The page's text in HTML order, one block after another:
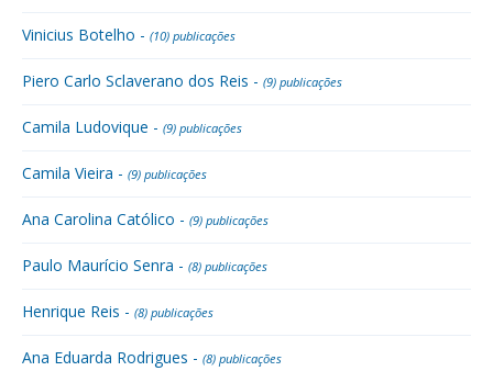
Vinicius Botelho - (10) publicações
Piero Carlo Sclaverano dos Reis - (9) publicações
Camila Ludovique - (9) publicações
Camila Vieira - (9) publicações
Ana Carolina Católico - (9) publicações
Paulo Maurício Senra - (8) publicações
Henrique Reis - (8) publicações
Ana Eduarda Rodrigues - (8) publicações